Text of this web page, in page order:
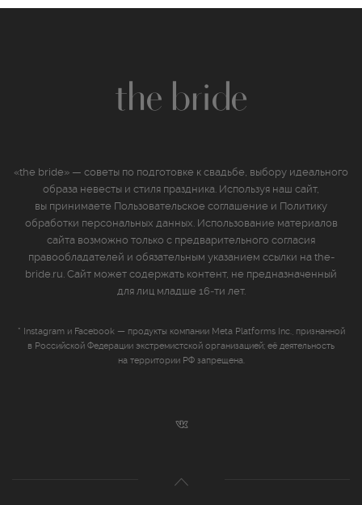
«the bride» — советы по подготовке к свадьбе, выбору идеального
образа невесты и стиля праздника. Используя наш сайт,
вы принимаете Пользовательское соглашение и Политику
обработки персональных данных. Использование материалов
сайта возможно только с предварительного согласия
правообладателей и обязательным указанием ссылки на the-
bride.ru. Сайт может содержать контент, не предназначенный
для лиц младше 16‑ти лет.
* Instagram и Facebook — продукты компании Meta Platforms Inc., признанной
в Российской Федерации экстремистской организацией; её деятельность
на территории РФ запрещена.